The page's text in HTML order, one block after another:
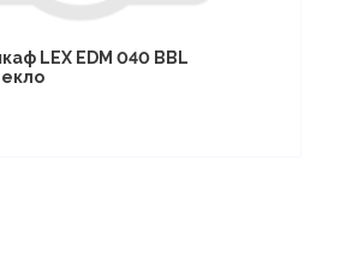
LEX EDM 040 BBL